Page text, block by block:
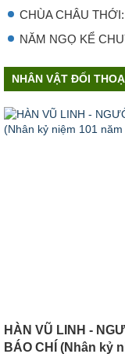
CHÙA CHÂU
NĂM NGỌ KỂ
NHÂN VẬT ĐỐI
HÀN VŨ LINH -
BÁO CHÍ (Nhân kỷ